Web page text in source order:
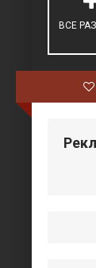
ВСЕ